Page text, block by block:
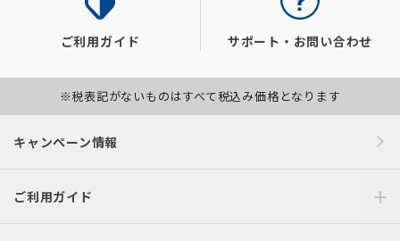
ご利用ガイド サポート・お問い合わせ
※税表記がないものはすべて税込み価格となります
キャンペーン情報
ご利用ガイド